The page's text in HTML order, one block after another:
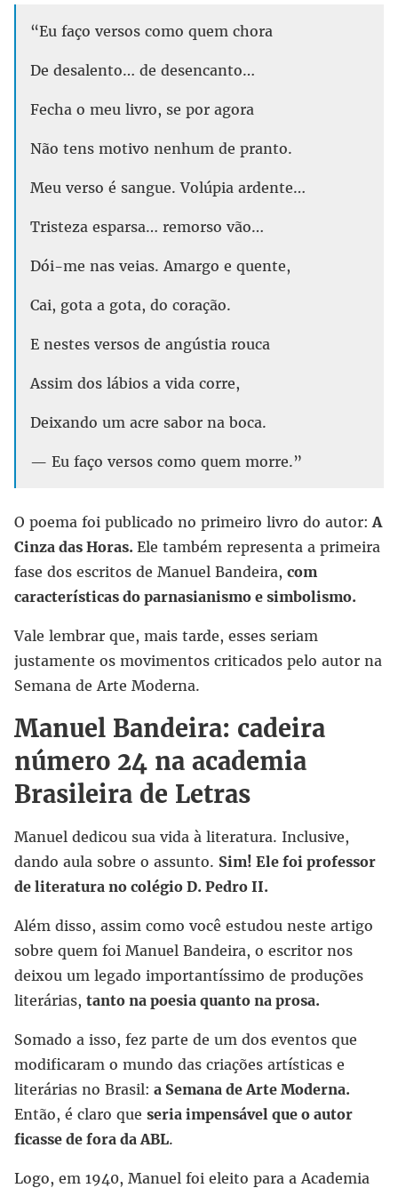
“Eu faço versos como quem chora
De desalento… de desencanto…
Fecha o meu livro, se por agora
Não tens motivo nenhum de pranto.
Meu verso é sangue. Volúpia ardente…
Tristeza esparsa… remorso vão…
Dói-me nas veias. Amargo e quente,
Cai, gota a gota, do coração.
E nestes versos de angústia rouca
Assim dos lábios a vida corre,
Deixando um acre sabor na boca.
— Eu faço versos como quem morre.”
O poema foi publicado no primeiro livro do autor: A
Cinza das Horas. Ele também representa a primeira
fase dos escritos de Manuel Bandeira, com
características do parnasianismo e simbolismo.
Vale lembrar que, mais tarde, esses seriam
justamente os movimentos criticados pelo autor na
Semana de Arte Moderna.
Manuel Bandeira: cadeira
número 24 na academia
Brasileira de Letras
Manuel dedicou sua vida à literatura. Inclusive,
dando aula sobre o assunto. Sim! Ele foi professor
de literatura no colégio D. Pedro II.
Além disso, assim como você estudou neste artigo
sobre quem foi Manuel Bandeira, o escritor nos
deixou um legado importantíssimo de produções
literárias, tanto na poesia quanto na prosa.
Somado a isso, fez parte de um dos eventos que
modificaram o mundo das criações artísticas e
literárias no Brasil: a Semana de Arte Moderna.
Então, é claro que seria impensável que o autor
ficasse de fora da ABL.
Logo, em 1940, Manuel foi eleito para a Academia